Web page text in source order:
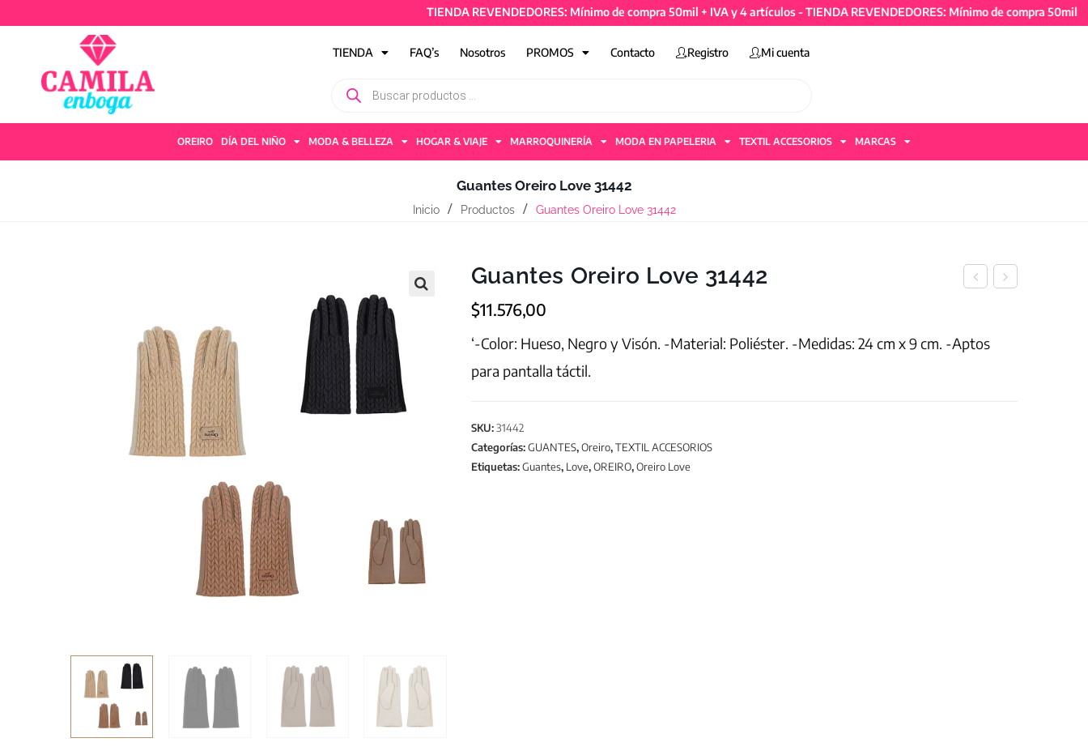
TIENDA REVENDEDORES: Mínimo de compra 50mil + IVA y 4 artículos - TIENDA REVENDEDORES: Mínimo de compra 50mil +
TIENDA FAQ’s Nosotros PROMOS Contacto Registro Mi cuenta
OREIRO DÍA DEL NIÑO MODA & BELLEZA HOGAR & VIAJE MARROQUINERÍA MODA EN PAPELERIA TEXTIL ACCESORIOS MARCAS
Guantes Oreiro Love 31442
Inicio Productos Guantes Oreiro Love 31442
Guantes Oreiro Love 31442
$11.576,00
‘-Color: Hueso, Negro y Visón. -Material: Poliéster. -Medidas: 24 cm x 9 cm. -Aptos
para pantalla táctil.
SKU:31442
Categorías:GUANTES,Oreiro,TEXTIL ACCESORIOS
Etiquetas:Guantes, Love,OREIRO,Oreiro Love